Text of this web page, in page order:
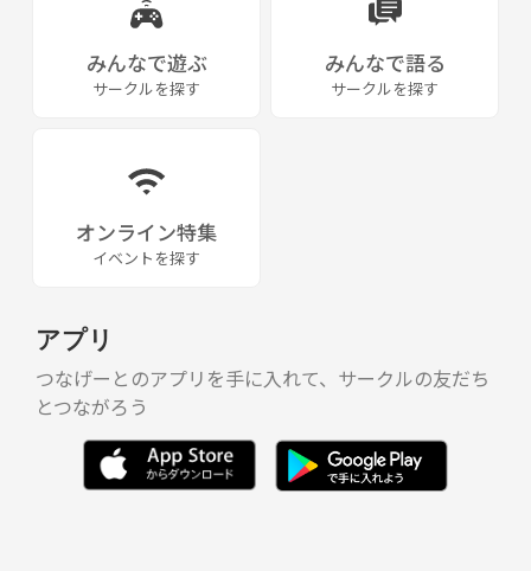
みんなで遊ぶ
サークルを探す
みんなで語る
サークルを探す
オンライン特集
イベントを探す
アプリ
つなげーとのアプリを手に入れて、サークルの友だち
とつながろう